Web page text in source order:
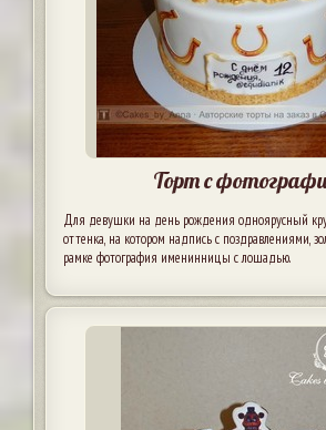
Торт с
Для девушки на день рождения одноярусный
оттенка, на котором надпись с поздравлениями,
рамке фотография именинницы с лошадью.